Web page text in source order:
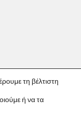
τη βέλτιστη
ή να τα